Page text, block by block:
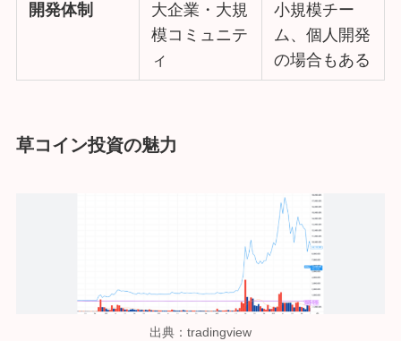
開発体制
大企業・大規
模コミュニテ
ィ
小規模チー
ム、個人開発
の場合もある
草コイン投資の魅力
出典：tradingview